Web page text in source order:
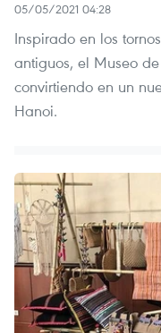
05/05/2021 04:28
Inspirado en los
antiguos, el Museo
convirtiendo en un
Hanoi.